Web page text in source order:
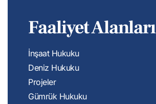
Faaliyet Alanları
İnşaat Hukuku
Deniz Hukuku
Projeler
Gümrük Hukuku